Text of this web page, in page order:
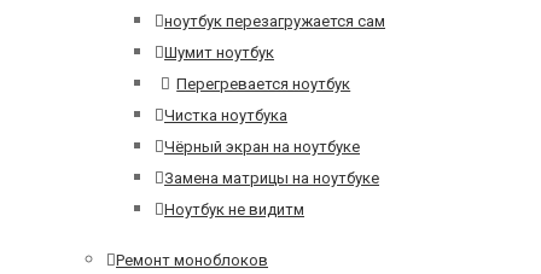
ноутбук перезагружается сам
Шумит ноутбук
Перегревается ноутбук
Чистка ноутбука
Чёрный экран на ноутбуке
Замена матрицы на ноутбуке
Ноутбук не видитм
Ремонт моноблоков